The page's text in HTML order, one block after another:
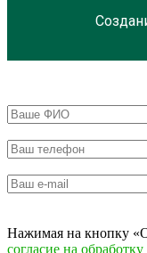
Нажимая на кнопку
согласие на